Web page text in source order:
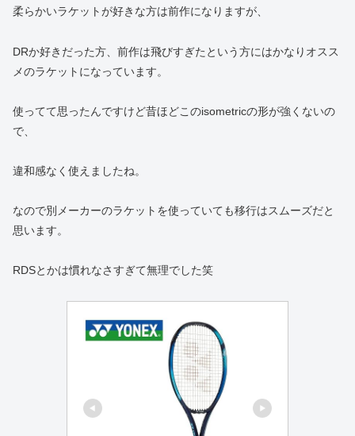
柔らかいラケットが好きな方は前作になりますが、
DRか好きだった方、前作は飛びすぎたという方にはかなりオスス
メのラケットになっています。
使ってて思ったんですけど昔ほどこのisometricの形が強くないの
で、
違和感なく使えましたね。
なので別メーカーのラケットを使っていても移行はスムーズだと
思います。
RDSとかは慣れなさすぎて無理でした笑